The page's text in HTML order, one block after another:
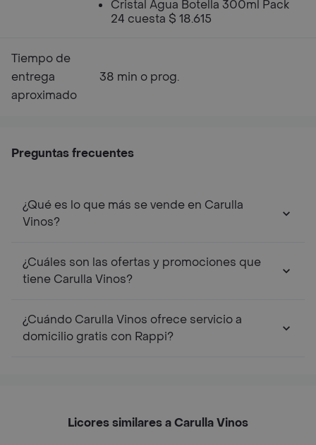
Cristal Agua Botella 300ml Pack
24 cuesta $ 18.615
Tiempo de
entrega
aproximado
38 min o prog.
Preguntas frecuentes
¿Qué es lo que más se vende en Carulla
Vinos?
¿Cuáles son las ofertas y promociones que
tiene Carulla Vinos?
¿Cuándo Carulla Vinos ofrece servicio a
domicilio gratis con Rappi?
Licores similares a Carulla Vinos